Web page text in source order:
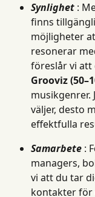
Synlighet :
finns
möjligheter
resonerar
föreslår vi
Grooviz
väljer, desto
effektfulla
Samarbete :
managers,
vi att du tar
kontakter för